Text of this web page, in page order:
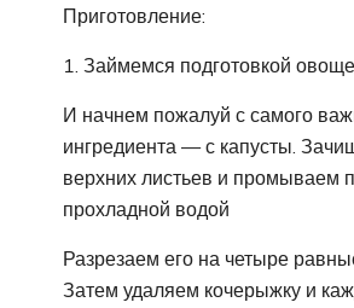
Приготовление:
1. Займемся подготовкой
И начнем пожалуй с самого
ингредиента — с капусты.
верхних листьев и промываем
прохладной водой
Разрезаем его на четыре
Затем удаляем кочерыжку и